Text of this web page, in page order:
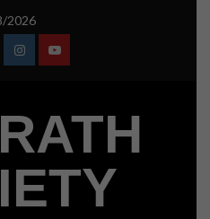
2026
InstagramYoutube